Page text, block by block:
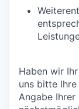
Haben wir
uns bitte
Angabe